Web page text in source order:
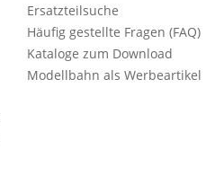
Ersatzteilsuche
Häufig gestellte Fragen (FAQ)
Kataloge zum Download
Modellbahn als Werbeartikel